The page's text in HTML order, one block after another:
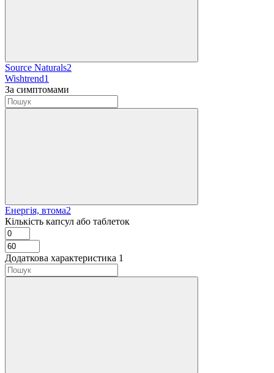
Source Naturals2
Wishtrend1
За симптомами
Енергія, втома2
Кількість капсул або таблеток
Додаткова характеристика 1